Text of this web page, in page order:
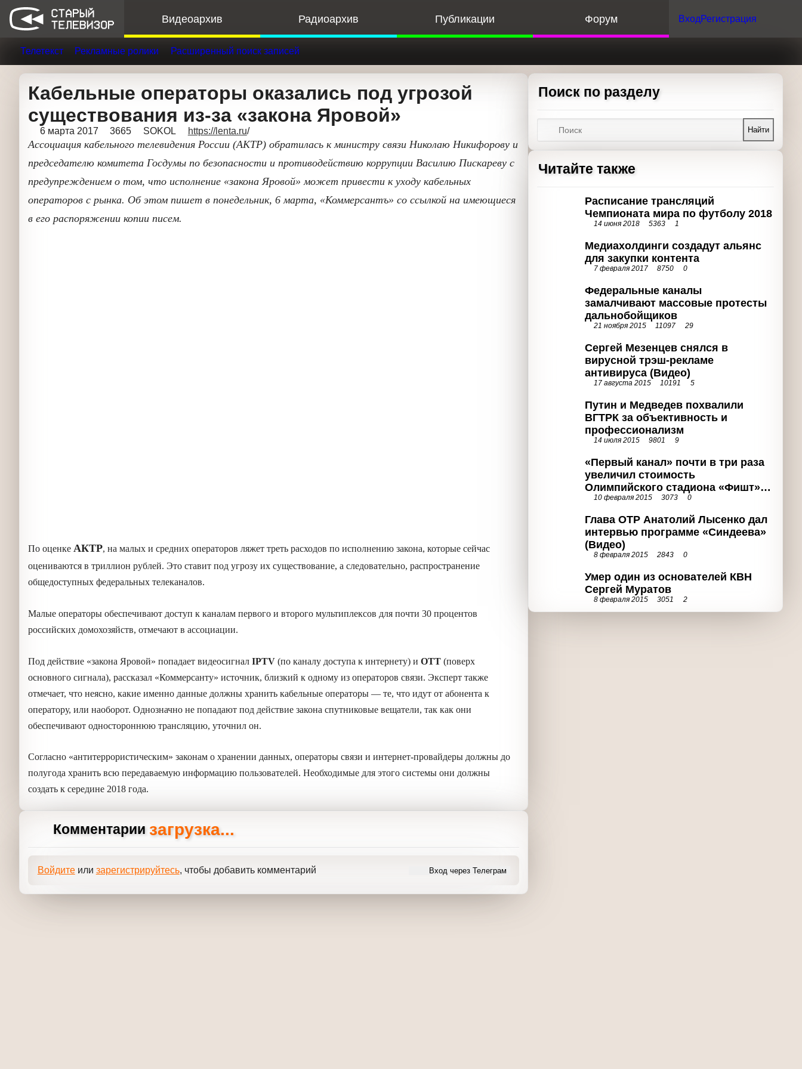
Видеоархив Радиоархив Публикации Регистрация
Телетекст Рекламные ролики Расширенный поиск записей
Кабельные операторы оказались под угрозой
существования из-за «закона Яровой»
6 марта 2017 3665 SOKOL https://lenta.ru
Ассоциация кабельного телевидения России (АКТР) обратилась к министру связи Николаю
Никифорову и председателю комитета Госдумы по безопасности и противодействию
коррупции Василию Пискареву с предупреждением о том, что исполнение «закона Яровой»
может привести к уходу кабельных операторов с рынка. Об этом пишет в понедельник, 6
марта, «Коммерсантъ» со ссылкой на имеющиеся в его распоряжении копии писем.
По оценкеАКТР, на малых и средних операторов ляжет треть расходов по исполнению закона,
которые сейчас оцениваются в триллион рублей. Это ставит под угрозу их существование, а
следовательно, распространение общедоступных федеральных телеканалов.
Малые операторы обеспечивают доступ к каналам первого и второго мультиплексов для почти
30 процентов российских домохозяйств, отмечают в ассоциации.
Под действие «закона Яровой» попадает видеосигналIPTV(по каналу доступа к интернету) и
OTT(поверх основного сигнала), рассказал «Коммерсанту» источник, близкий к одному из
операторов связи. Эксперт также отмечает, что неясно, какие именно данные должны хранить
кабельные операторы — те, что идут от абонента к оператору, или наоборот. Однозначно не
попадают под действие закона спутниковые вещатели, так как они обеспечивают
Согласно «антитеррористическим» законам о хранении данных, операторы связи и интернет-
провайдеры должны до полугода хранить всю передаваемую информацию пользователей.
Необходимые для этого системы они должны создать к середине 2018 года.
Войдитеилизарегистрируйтесь, чтобы добавить комментарий Вход через Телеграм
Поиск по разделу
Найти
Читайте также
Расписание трансляций Чемпионата
мира по футболу 2018
14 июня 2018 5363
Медиахолдинги создадут альянс
для закупки контента
7 февраля 2017 8750 0
Федеральные каналы замалчивают
массовые протесты
дальнобойщиков
21 ноября 2015 11097 29
Сергей Мезенцев снялся в вирусной
трэш-рекламе антивируса (Видео)
17 августа 2015 10191 5
Путин и Медведев похвалили ВГТРК
за объективность и
профессионализм
14 июля 2015 9801 9
«Первый канал» почти в три раза
увеличил стоимость Олимпийского
стадиона «Фишт» (Видео)
10 февраля 2015 3073 0
Глава ОТР Анатолий Лысенко дал
(Видео)
8 февраля 2015 2843 0
Умер один из основателей КВН
8 февраля 2015 3051 2